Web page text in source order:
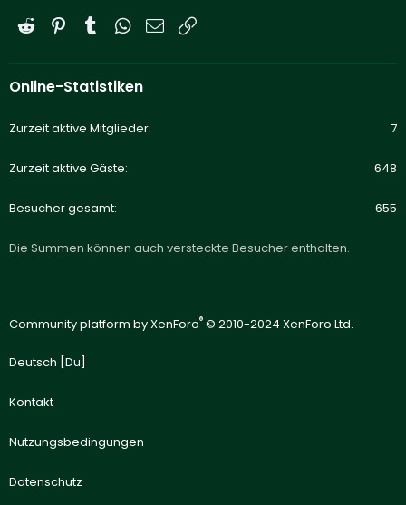
Reddit PinterestTumblrWhatsApp
E-Mail
Online-Statistiken
Zurzeit aktive Mitglieder 7
Zurzeit aktive Gäste 648
Besucher gesamt 655
Die Summen können auch versteckte Besucher enthalten.
Community platform by XenForo® © 2010-2024 XenForo Ltd.
Deutsch [Du]
Kontakt
Nutzungsbedingungen
Datenschutz